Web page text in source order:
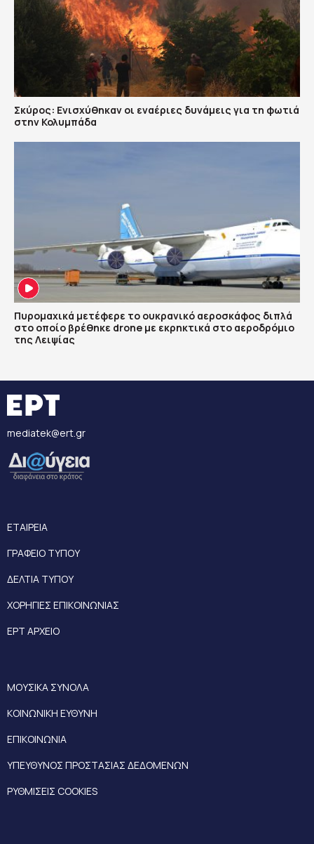
Σκύρος: Ενισχύθηκαν οι εναέριες δυνάμεις για τη φωτιά
στην Κολυμπάδα
Πυρομαχικά μετέφερε το ουκρανικό αεροσκάφος διπλά
στο οποίο βρέθηκε drone με εκρηκτικά στο αεροδρόμιο
της Λειψίας
mediatek@ert.gr
ΕΤΑΙΡΕΙΑ
ΓΡΑΦΕΙΟ ΤΥΠΟΥ
ΔΕΛΤΙΑ ΤΥΠΟΥ
ΧΟΡΗΓΙΕΣ ΕΠΙΚΟΙΝΩΝΙΑΣ
ΕΡΤ ΑΡΧΕΙΟ
ΜΟΥΣΙΚΑ ΣΥΝΟΛΑ
ΚΟΙΝΩΝΙΚΗ ΕΥΘΥΝΗ
ΕΠΙΚΟΙΝΩΝΙΑ
ΥΠΕΥΘΥΝΟΣ ΠΡΟΣΤΑΣΙΑΣ ΔΕΔΟΜΕΝΩΝ
ΡΥΘΜΙΣΕΙΣ COOKIES